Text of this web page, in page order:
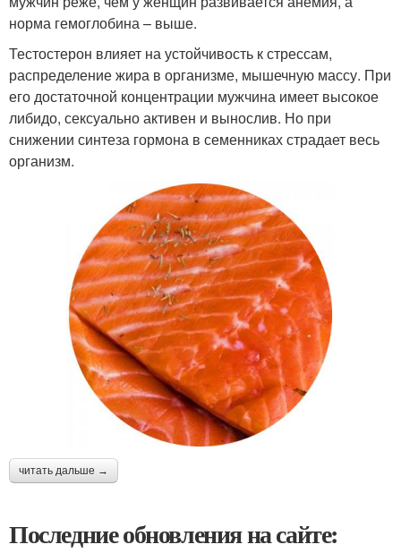
норма гемоглобина – выше.
Тестостерон влияет на устойчивость к стрессам,
распределение жира в организме, мышечную массу. При
его достаточной концентрации мужчина имеет высокое
либидо, сексуально активен и вынослив. Но при
снижении синтеза гормона в семенниках страдает весь
организм.
читать дальше →
Последние обновления на сайте: